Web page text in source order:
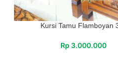
Kursi Tamu Flamboyan
Rp 3.000.000